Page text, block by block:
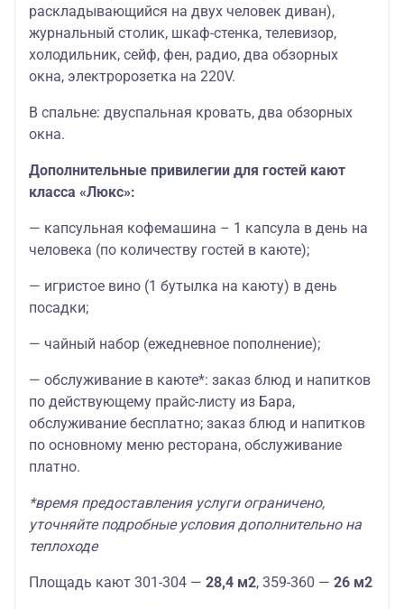
раскладывающийся на двух человек диван),
журнальный столик, шкаф-стенка, телевизор,
холодильник, сейф, фен, радио, два обзорных
окна, электророзетка на 220V.
В спальне: двуспальная кровать, два обзорных
окна.
Дополнительные привилегии для гостей кают
класса «Люкс»:
— капсульная кофемашина – 1 капсула в день на
человека (по количеству гостей в каюте);
— игристое вино (1 бутылка на каюту) в день
посадки;
— чайный набор (ежедневное пополнение);
— обслуживание в каюте*: заказ блюд и напитков
по действующему прайс-листу из Бара,
обслуживание бесплатно; заказ блюд и напитков
по основному меню ресторана, обслуживание
платно.
*время предоставления услуги ограничено,
уточняйте подробные условия дополнительно на
теплоходе
Площадь кают 301-304 — 28,4 м2, 359-360 — 26 м2